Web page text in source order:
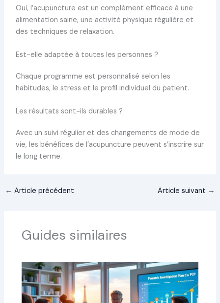
Oui, l’acupuncture est un complément efficace à une
alimentation saine, une activité physique régulière et
des techniques de relaxation.
Est-elle adaptée à toutes les personnes ?
Chaque programme est personnalisé selon les
habitudes, le stress et le profil individuel du patient.
Les résultats sont-ils durables ?
Avec un suivi régulier et des changements de mode de
vie, les bénéfices de l’acupuncture peuvent s’inscrire sur
le long terme.
← Article précédent Article suivant →
Guides similaires